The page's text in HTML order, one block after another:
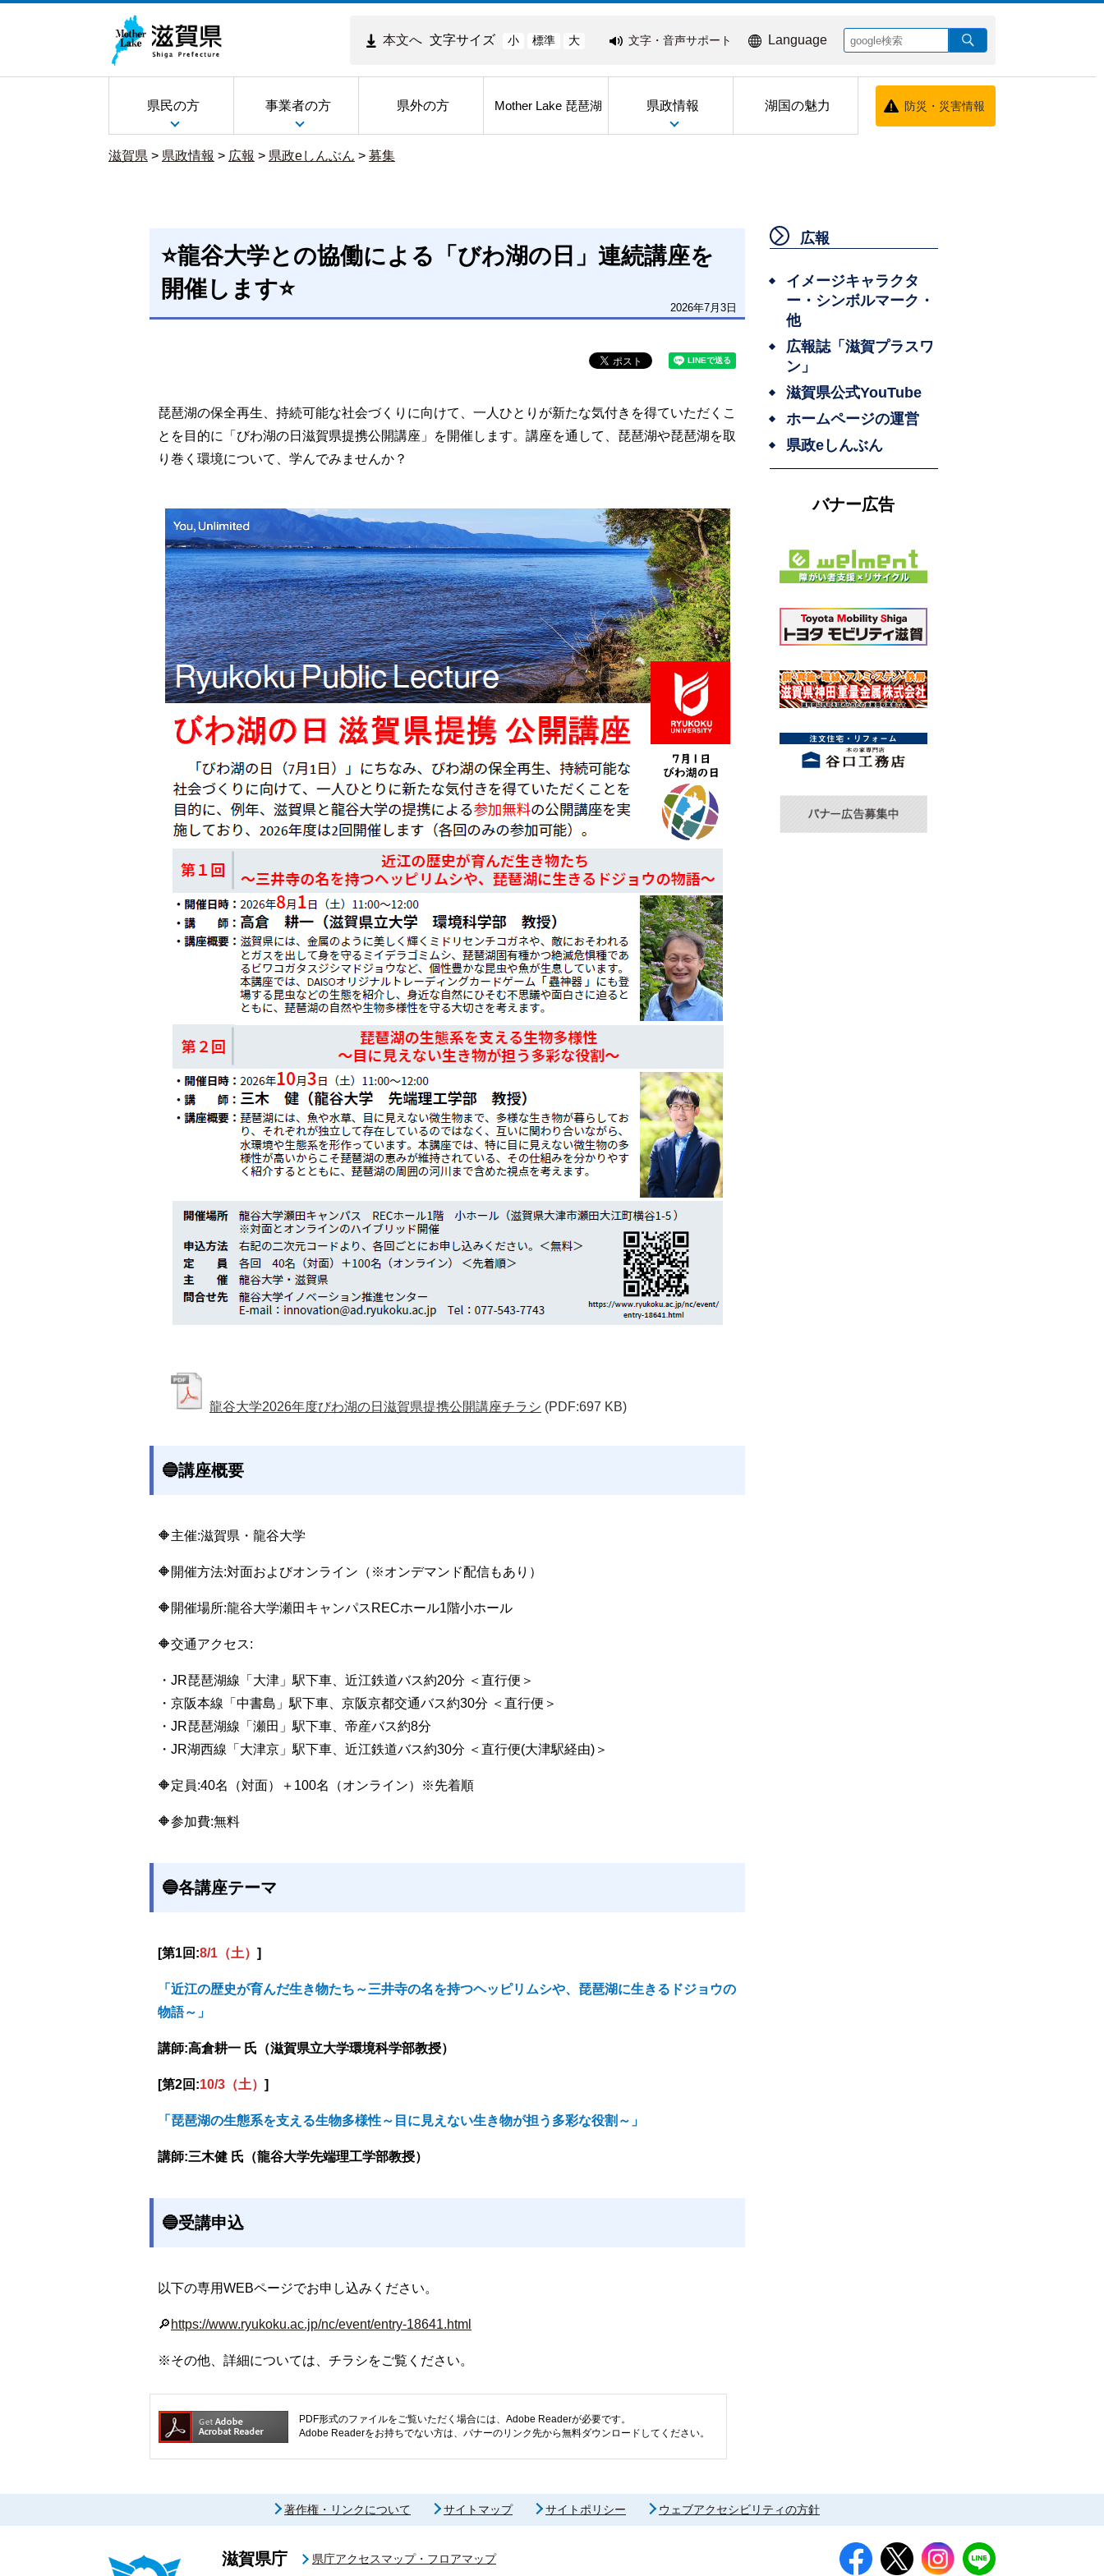
本文へ 文字サイズ 小 標準 大 文字・音声サポート Language
県民の方 事業者の方 県外の方 Mother Lake 琵琶湖 県政情報 湖国の魅力 防災・災害情報
滋賀県 > 県政情報 > 広報 > 県政eしんぶん > 募集
⭐龍谷大学との協働による「びわ湖の日」連続講座を
開催します⭐
2026年7月3日
琵琶湖の保全再生、持続可能な社会づくりに向けて、一人ひとりが新たな気付きを得ていただくこ
とを目的に「びわ湖の日滋賀県提携公開講座」を開催します。講座を通して、琵琶湖や琵琶湖を取
り巻く環境について、学んでみませんか？
龍谷大学2026年度びわ湖の日滋賀県提携公開講座チラシ (PDF:697 KB)
🔵講座概要
🔶主催:滋賀県・龍谷大学
🔶開催方法:対面およびオンライン（※オンデマンド配信もあり）
🔶開催場所:龍谷大学瀬田キャンパスRECホール1階小ホール
🔶交通アクセス:
・JR琵琶湖線「大津」駅下車、近江鉄道バス約20分 ＜直行便＞
・京阪本線「中書島」駅下車、京阪京都交通バス約30分 ＜直行便＞
・JR琵琶湖線「瀬田」駅下車、帝産バス約8分
・JR湖西線「大津京」駅下車、近江鉄道バス約30分 ＜直行便(大津駅経由)＞
🔶定員:40名（対面）＋100名（オンライン）※先着順
🔶参加費:無料
🔵各講座テーマ
[第1回:8/1（土） ]
「近江の歴史が育んだ生き物たち～三井寺の名を持つヘッピリムシや、琵琶湖に生きるドジョウの
物語～」
講師:高倉耕一 氏（滋賀県立大学環境科学部教授）
[第2回:10/3（土） ]
「琵琶湖の生態系を支える生物多様性～目に見えない生き物が担う多彩な役割～」
講師:三木健 氏（龍谷大学先端理工学部教授）
🔵受講申込
以下の専用WEBページでお申し込みください。
🔎 https://www.ryukoku.ac.jp/nc/event/entry-18641.html
※その他、詳細については、チラシをご覧ください。
PDF形式のファイルをご覧いただく場合には、Adobe Readerが必要です。
Adobe Readerをお持ちでない方は、バナーのリンク先から無料ダウンロードしてください。
広報
イメージキャラクタ
ー・シンボルマーク・
他
広報誌「滋賀プラスワ
ン」
滋賀県公式YouTube
ホームページの運営
県政eしんぶん
バナー広告
著作権・リンクについて サイトマップ サイトポリシー ウェブアクセシビリティの方針
滋賀県庁 県庁アクセスマップ・フロアマップ